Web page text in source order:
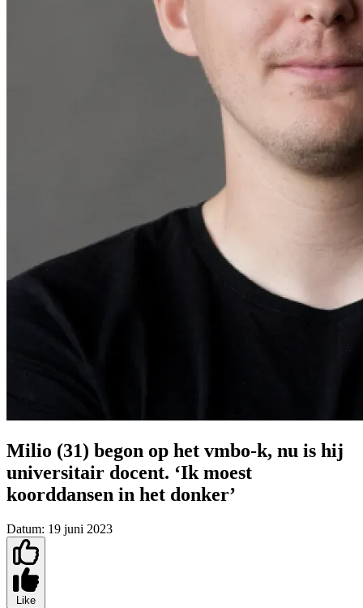
Milio (31) begon op het vmbo-k, nu is hij
universitair docent. ‘Ik moest
koorddansen in het donker’
Datum: 19 juni 2023
Like